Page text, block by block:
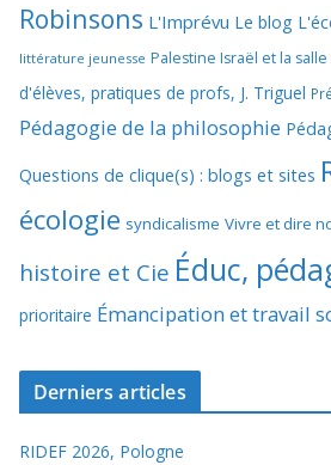
Robinsons L'Imprévu Le blog
littérature jeunesse Palestine Israël et la salle
d'élèves, pratiques de profs, J. Triguel
Pédagogie de la philosophie
Questions de clique(s) : blogs et sites
écologie syndicalisme Vivre et dire
histoire et Cie Éduc,
prioritaire Émancipation et travail
Derniers articles
RIDEF 2026, Pologne